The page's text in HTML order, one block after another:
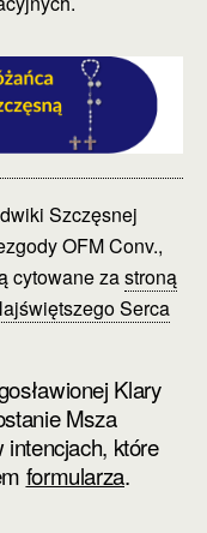
Szczęsnej
OFM Conv.,
cytowane zastroną
Serca
Klary
Msza
które
formularza.